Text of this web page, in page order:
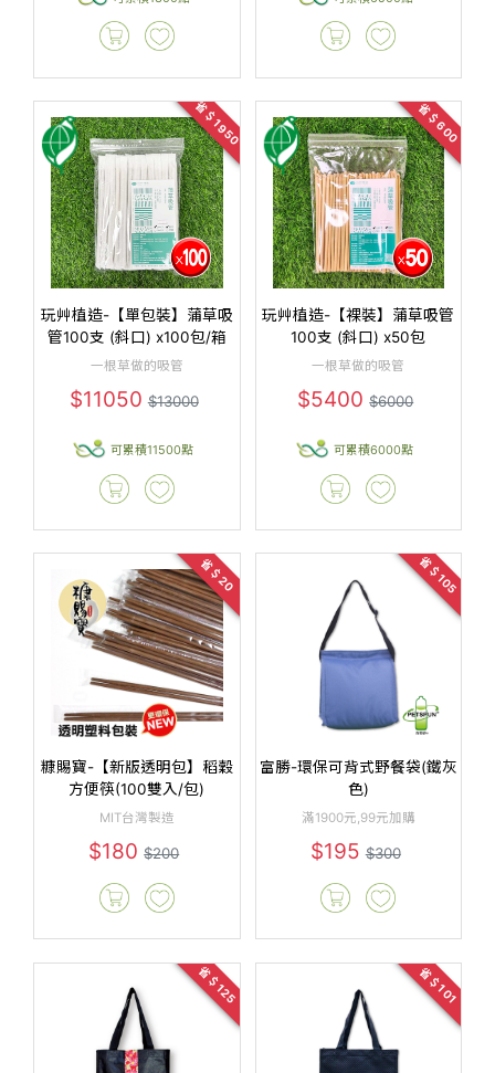
省＄1950
玩艸植造-【單包裝】蒲草吸
管100支 (斜口) x100包/箱
一根草做的吸管
$11050$13000
可累積11500點
省＄600
玩艸植造-【裸裝】蒲草吸管
100支 (斜口) x50包
一根草做的吸管
$5400$6000
可累積6000點
省＄20
糠賜寶-【新版透明包】稻穀
方便筷(100雙入/包)
MIT台灣製造
$180$200
省＄105
富勝-環保可背式野餐袋(鐵灰
色)
滿1900元,99元加購
$195$300
省＄125 省＄101